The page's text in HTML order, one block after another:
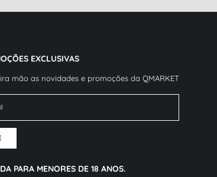
EXCLUSIVAS
mão as novidades e promoções da QMARKET
PARA MENORES DE 18 ANOS.